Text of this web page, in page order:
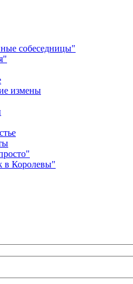
собеседницы"
измены
в Королевы"